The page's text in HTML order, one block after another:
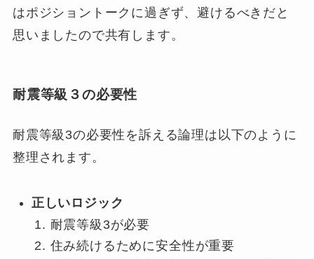
はポジショントークに過ぎず、避けるべきだと
思いましたので共有します。
耐震等級３の必要性
耐震等級3の必要性を訴える論理は以下のように
整理されます。
正しいロジック
耐震等級3が必要
住み続けるために安全性が重要